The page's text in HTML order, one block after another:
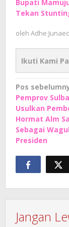
Bupati
Tekan
oleh Adhe
Ikuti Kami
pos
Pos
Pemprov
Usulkan
Hormat Alm
Sebagai
Presiden
Jangan